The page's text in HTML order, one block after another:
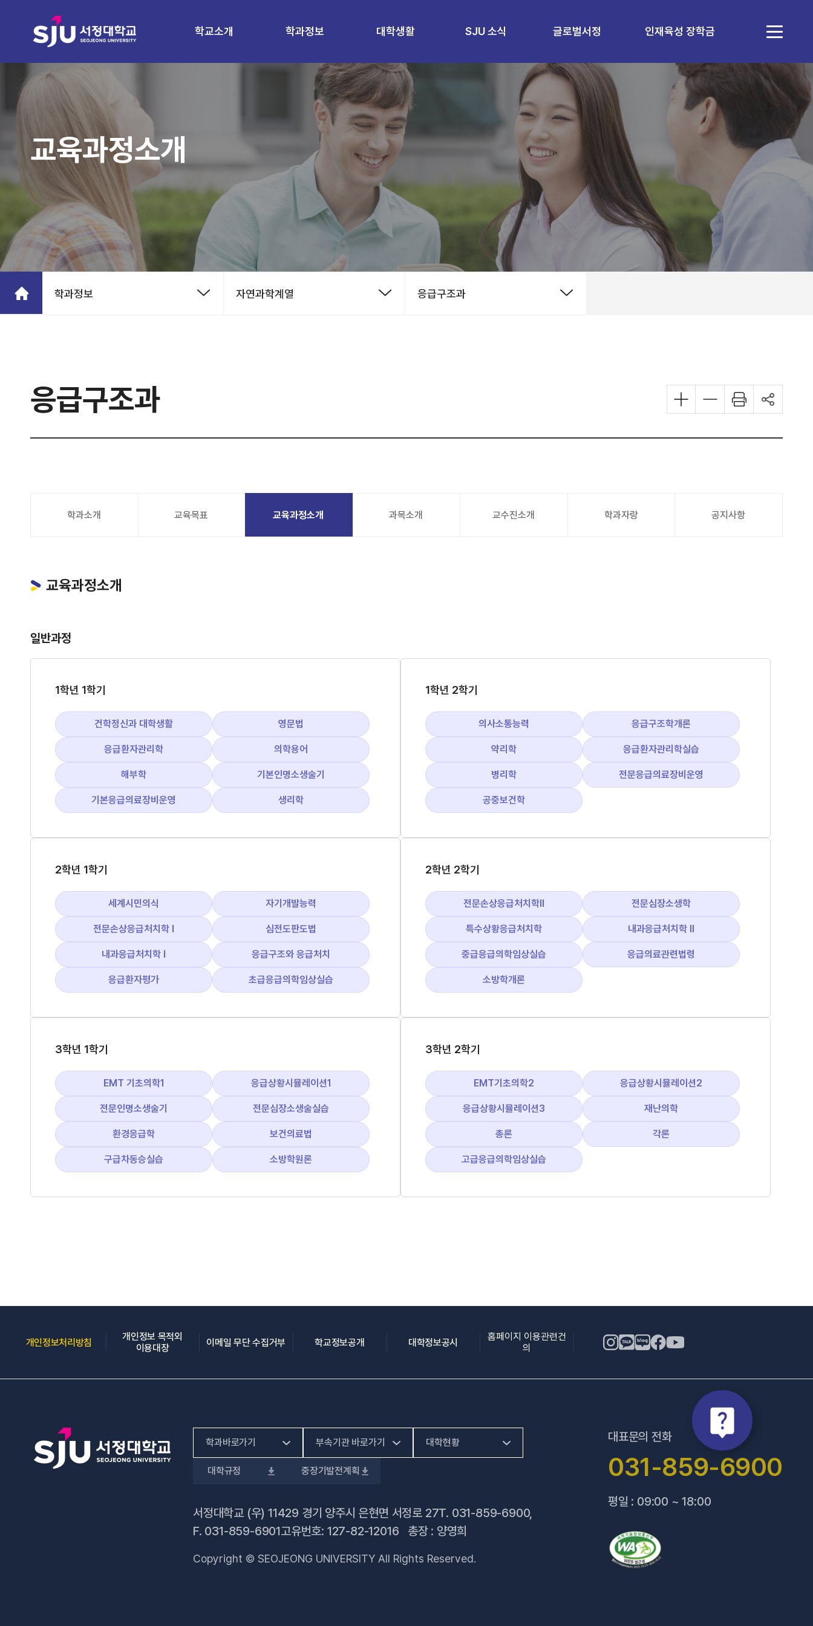
학교소개 학과정보 대학생활 SJU 소식 글로벌서정 인재육성 장학금
교육과정소개
학과정보 자연과학계열 응급구조과
응급구조과
학과소개 교육목표 교육과정소개 과목소개 교수진소개 학과자랑 공지사항
교육과정소개
일반과정
1학년 1학기
건학정신과 대학생활 영문법
응급환자관리학 의학용어
해부학 기본인명소생술기
기본응급의료장비운영 생리학
1학년 2학기
의사소통능력 응급구조학개론
약리학 응급환자관리학실습
병리학 전문응급의료장비운영
공중보건학
2학년 1학기
세계시민의식 자기개발능력
전문손상응급처치학 I 심전도판도법
내과응급처치학 I 응급구조와 응급처치
응급환자평가 초급응급의학임상실습
2학년 2학기
전문손상응급처치학Ⅱ 전문심장소생학
특수상황응급처치학 내과응급처치학 Ⅱ
중급응급의학임상실습 응급의료관련법령
소방학개론
3학년 1학기
EMT 기초의학1 응급상황시뮬레이션1
전문인명소생술기 전문심장소생술실습
환경응급학 보건의료법
구급차동승실습 소방학원론
3학년 2학기
EMT기초의학2 응급상황시뮬레이션2
응급상황시뮬레이션3 재난의학
총론 각론
고급응급의학임상실습
개인정보처리방침 (새 창 열림)개인정보 목적외
이용대장(새 창 열림)이메일 무단 수집거부(새 창 열림)학교정보공개(새 창 열림) 대학정보공시 (새 창 열림)홈페이지 이용관련건
의
학과바로가기
인문사회계열
공학계열
전문기술석사
부속기관 바로가기
HiVE센터(새 창 열림)
리지원센터 (새 창 열림)
대학현황
업무추진비 사용내역
법정위원회 회의록
대학규정 중장기발전계획
서정대학교 (우) 11429 경기 양주시 은현면 서정로 27T. 031-859-6900,
F. 031-859-6901고유번호: 127-82-12016 총장 : 양영희
Copyright © SEOJEONG UNIVERSITY All Rights Reserved.
대표문의 전화
031-859-6900
평일 : 09:00 ~ 18:00